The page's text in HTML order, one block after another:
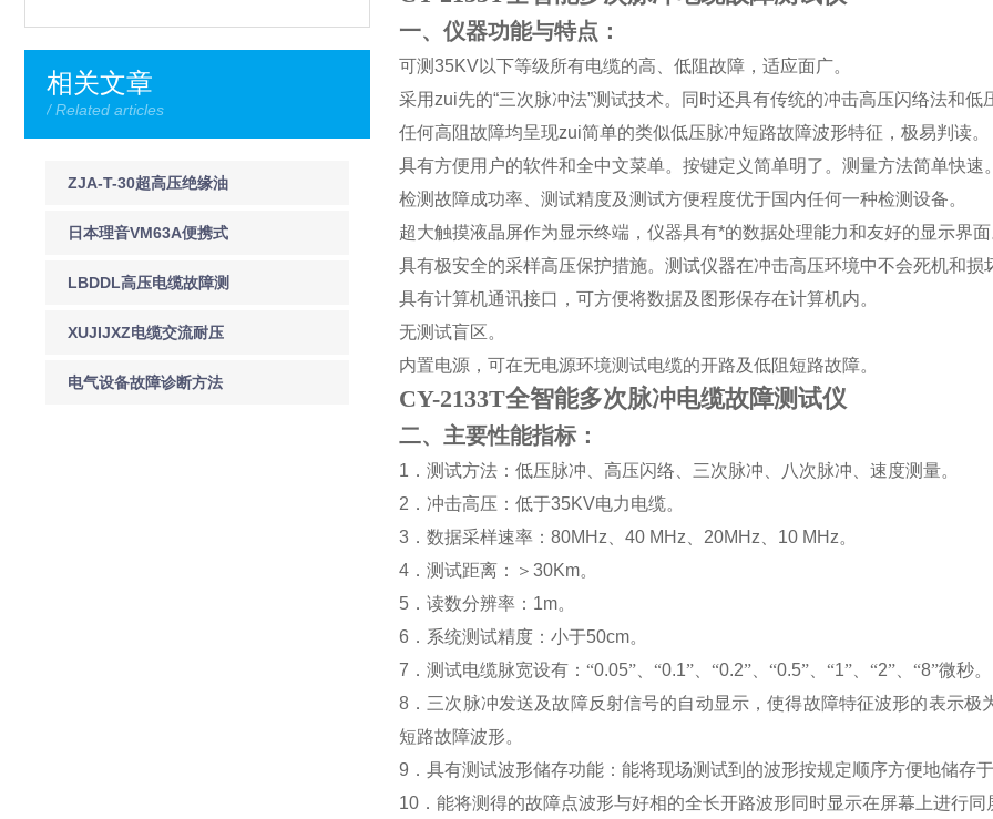
相关文章
/ Related articles
ZJA-T-30超高压绝缘油
双级真空滤油机
日本理音VM63A便携式
测振仪上海徐吉电气
LBDDL高压电缆故障测
试仪
XUJIJXZ电缆交流耐压
试验设备
电气设备故障诊断方法
一、仪器功能与特点：
可测35KV以下等级所有电缆的高、低阻故障，适应面广。
采用zui先的“三次脉冲法”测试技术。同时还具有传统的冲击高压闪络法和低
任何高阻故障均呈现zui简单的类似低压脉冲短路故障波形特征，极易判读。
具有方便用户的软件和全中文菜单。按键定义简单明了。测量方法简单快速。
检测故障成功率、测试精度及测试方便程度优于国内任何一种检测设备。
超大触摸液晶屏作为显示终端，仪器具有*的数据处理能力和友好的显示界面
具有极安全的采样高压保护措施。测试仪器在冲击高压环境中不会死机和损
具有计算机通讯接口，可方便将数据及图形保存在计算机内。
无测试盲区。
内置电源，可在无电源环境测试电缆的开路及低阻短路故障。
CY-2133T全智能多次脉冲电缆故障测试仪
二、主要性能指标：
1 ．测试方法：低压脉冲、高压闪络、三次脉冲、八次脉冲、速度测量。
2 ．冲击高压：低于35KV电力电缆。
3 ．数据采样速率： 80MHz 40 MHz 20MHz 10 MHz。
4 ．测试距离： ＞ 30Km。
5 ．读数分辨率： 1m。
6 ．系统测试精度：小于50cm。
7 ．测试电缆脉宽设有：“0.05”、“0.1”、“0.2”、“0.5”、“1”、“2”、“8”微秒。
8 ．三次脉冲发送及故障反射信号的自动显示，使得故障特征波形的表示
短路故障波形。
9 ．具有测试波形储存功能：能将现场测试到的波形按规定顺序方便地储存
10 ．能将测得的故障点波形与好相的全长开路波形同时显示在屏幕上进行